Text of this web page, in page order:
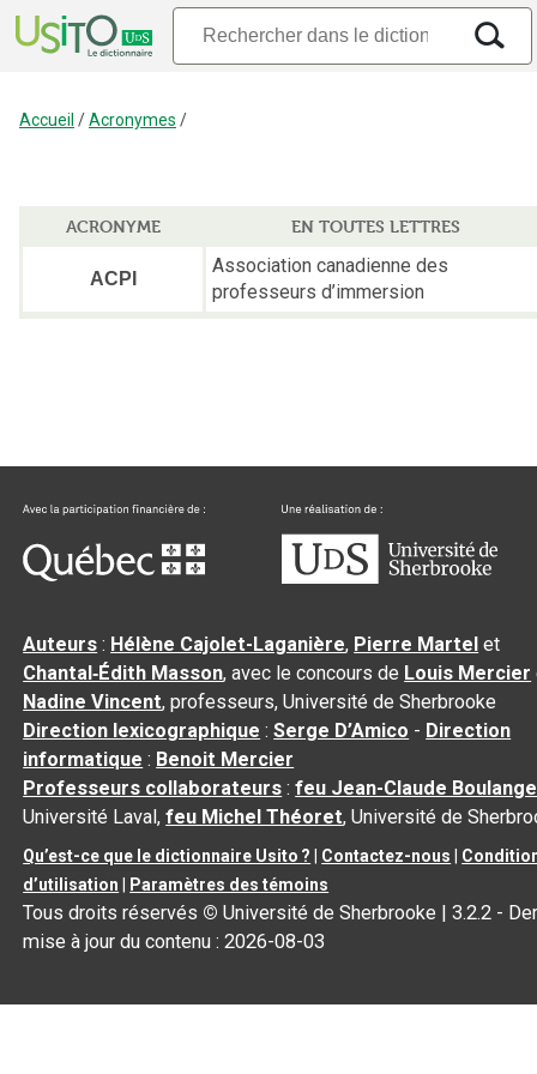
Accueil /Acronymes /
ACRONYME EN TOUTES LETTRES
ACPI
Association canadienne des
professeurs d’immersion
Auteurs : Hélène Cajolet-Laganière, Pierre Martel et
Chantal‑Édith Masson, avec le concours de Louis Mercier
Nadine Vincent, professeurs, Université de Sherbrooke
Direction lexicographique :Serge D’Amico - Direction
informatique : Benoit Mercier
Professeurs collaborateurs :feu Jean-Claude
Université Laval,feu Michel Théoret, Université de
Qu’est-ce que le dictionnaire Usito ? Contactez-nous
d’utilisation
Paramètres des témoins
Tous droits réservés © Université de Sherbrooke |3.2.2 -
mise à jour du contenu :2026-08-03